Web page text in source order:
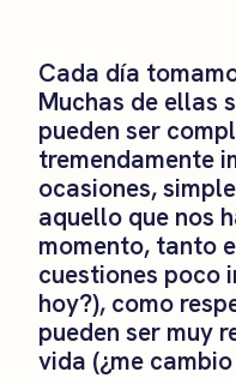
Cada día
Muchas de ellas
pueden ser
tremendamente
ocasiones,
aquello que nos
momento, tanto
cuestiones poco
hoy?), como
pueden ser muy
vida (¿me